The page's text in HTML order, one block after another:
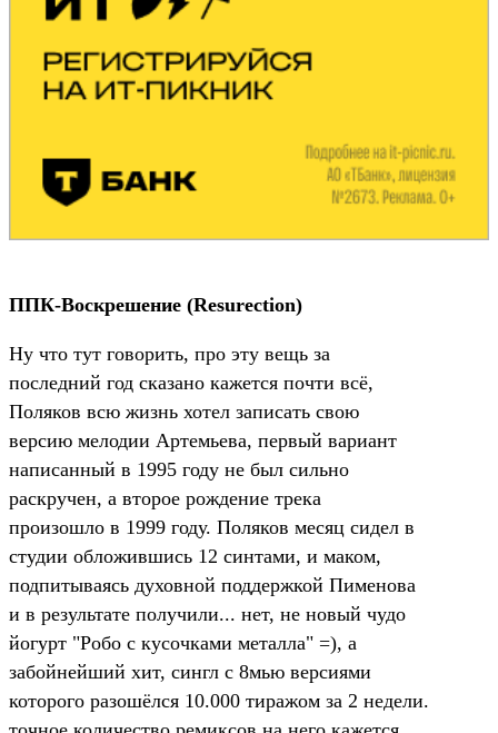
ППК-Воскрешение (Resurection)
Ну что тут говорить, про эту вещь за
последний год сказано кажется почти всё,
Поляков всю жизнь хотел записать свою
версию мелодии Артемьева, первый вариант
написанный в 1995 году не был сильно
раскручен, а второе рождение трека
произошло в 1999 году. Поляков месяц сидел в
студии обложившись 12 синтами, и маком,
подпитываясь духовной поддержкой Пименова
и в результате получили... нет, не новый чудо
йогурт "Робо с кусочками металла" =), а
забойнейший хит, сингл с 8мью версиями
которого разошёлся 10.000 тиражом за 2 недели.